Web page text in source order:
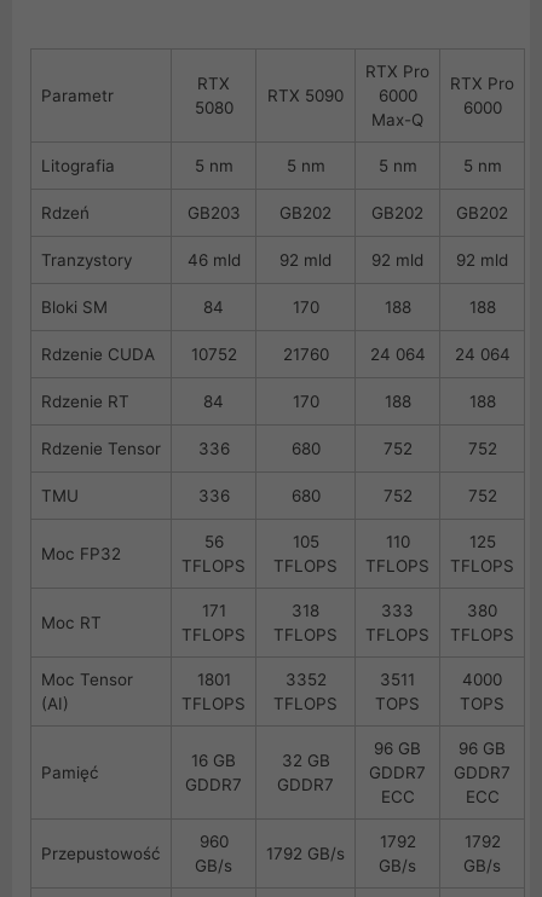
Parametr
RTX
5080
RTX 5090
RTX Pro
6000
Max-Q
RTX Pro
6000
Litografia 5 nm 5 nm 5 nm 5 nm
Rdzeń GB203 GB202 GB202 GB202
Tranzystory 46 mld 92 mld 92 mld 92 mld
Bloki SM 84 170 188 188
Rdzenie CUDA 10752 21760 24 064 24 064
Rdzenie RT 84 170 188 188
Rdzenie Tensor 336 680 752 752
TMU 336 680 752 752
Moc FP32
56
TFLOPS
105
TFLOPS
110
TFLOPS
125
TFLOPS
Moc RT
171
TFLOPS
318
TFLOPS
333
TFLOPS
380
TFLOPS
Moc Tensor
(AI)
1801
TFLOPS
3352
TFLOPS
3511
TOPS
4000
TOPS
Pamięć
16 GB
GDDR7
32 GB
GDDR7
96 GB
GDDR7
ECC
96 GB
GDDR7
ECC
Przepustowość
960
GB/s
1792 GB/s
1792
GB/s
1792
GB/s